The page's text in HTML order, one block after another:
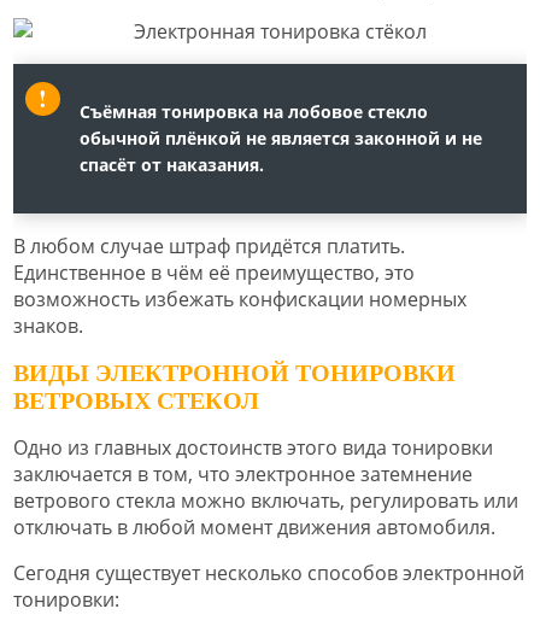
Съёмная тонировка на лобовое стекло
обычной плёнкой не является законной и не
спасёт от наказания.
В любом случае штраф придётся платить.
Единственное в чём её преимущество, это
возможность избежать конфискации номерных
знаков.
ВИДЫ ЭЛЕКТРОННОЙ ТОНИРОВКИ
ВЕТРОВЫХ СТЕКОЛ
Одно из главных достоинств этого вида тонировки
заключается в том, что электронное затемнение
ветрового стекла можно включать, регулировать или
отключать в любой момент движения автомобиля.
Сегодня существует несколько способов электронной
тонировки: